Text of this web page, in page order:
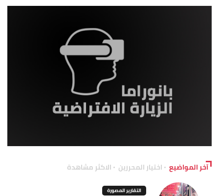
آخر المواضيع اختيار المحررين الاكثر مشاهدة
التقارير المصورة